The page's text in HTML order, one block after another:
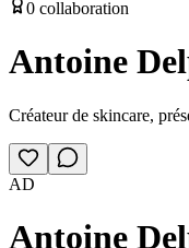
0 collaboration
Antoine
Créateur de skincare,
AD
Antoine